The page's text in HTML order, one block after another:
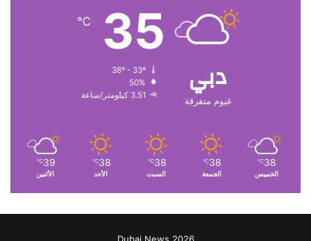
دبي
غيوم متفرقة
35
℃
50%
3.51 كيلومتر/ساعة
38
℃
الخميس
38
℃
الجمعة
38
℃
السبت
38
℃
الأحد
39
℃
الأثنين
Dubai News 2026